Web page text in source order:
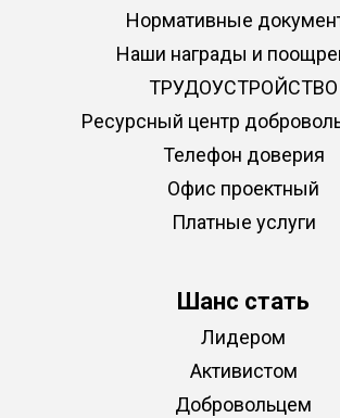
Нормативные
Наши награды и
ТРУДОУСТРОЙСТВО
Ресурсный центр
Телефон доверия
Офис проектный
Платные услуги
Шанс стать
Лидером
Активистом
Добровольцем